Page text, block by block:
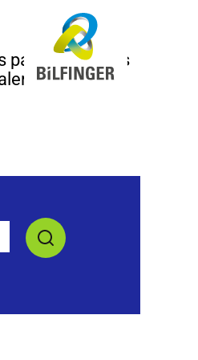
par courriel des
emploi,